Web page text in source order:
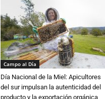
Campo al Día
Día Nacional de la Miel: Apicultores
del sur impulsan la autenticidad del
producto y la exportación orgánica